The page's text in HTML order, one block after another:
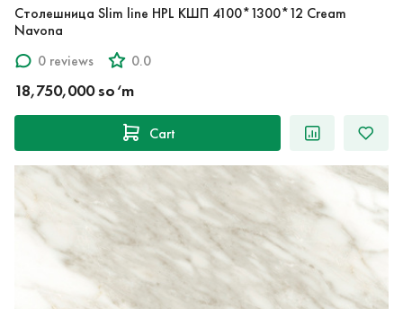
Столешница Slim line HPL КШП 4100*1300*12 Cream
Navona
0 reviews
0.0
18,750,000 so‘m
Cart